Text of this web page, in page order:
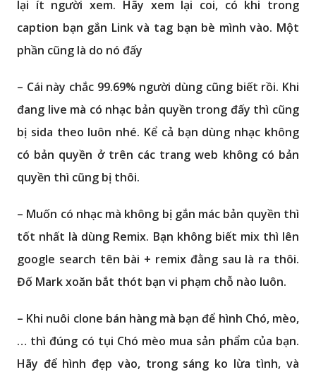
lại ít người xem. Hãy xem lại coi, có khi trong
caption bạn gắn Link và tag bạn bè mình vào. Một
phần cũng là do nó đấy
– Cái này chắc 99.69% người dùng cũng biết rồi. Khi
đang live mà có nhạc bản quyền trong đấy thì cũng
bị sida theo luôn nhé. Kể cả bạn dùng nhạc không
có bản quyền ở trên các trang web không có bản
quyền thì cũng bị thôi.
– Muốn có nhạc mà không bị gắn mác bản quyền thì
tốt nhất là dùng Remix. Bạn không biết mix thì lên
google search tên bài + remix đằng sau là ra thôi.
Đố Mark xoăn bắt thót bạn vi phạm chỗ nào luôn.
– Khi nuôi clone bán hàng mà bạn để hình Chó, mèo,
… thì đúng có tụi Chó mèo mua sản phẩm của bạn.
Hãy để hình đẹp vào, trong sáng ko lừa tình, và